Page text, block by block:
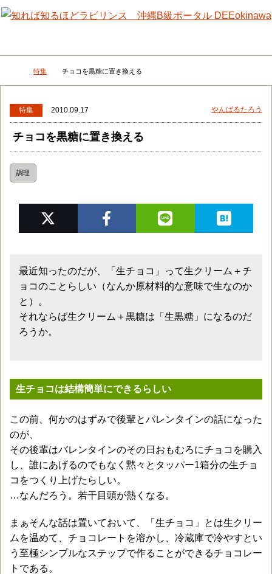
メニュー 検
DEEokinawaトップ
特集 チョコを黒糖に置き換える
特集 2010.09.17 やんばるたろう
チョコを黒糖に置き換える
調理
最近知ったのだが、「生チョコ」って生クリーム＋チ
ョコのことらしい（なんか原材料的な意味で生なのか
と）。
それならば生クリーム＋黒糖は「生黒糖」になるのだ
ろうか。
生チョコは結構簡単にできるらしい
この前、何かのはずみで後輩とバレンタインの話になった
のが、
その後輩はバレンタインのその日おもむろにチョコを購入
し、誰にあげるのでもなく黙々とタッパー1箱分の生チョ
コをつくり上げたらしい。
…なんだろう。若干目頭が熱くなる。
まぁそんな話は置いておいて、「生チョコ」とは生クリー
ムを温めて、チョコレートを溶かし、冷蔵庫で冷やすとい
う至極シンプルなステップで作ることができるチョコレー
トである。